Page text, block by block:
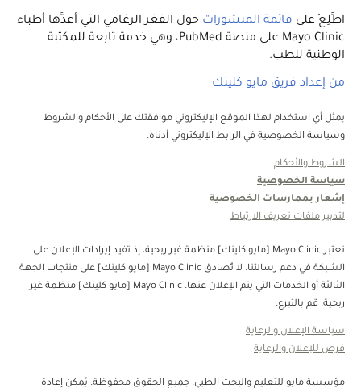
اطَّلِعْ على قائمة المنشورات حول الفغر الرغامي التي أعدَّها أطباء
Mayo Clinic على منصة PubMed، وهي خدمة تابعة للمكتبة
الوطنية للطب.
من إعداد فريق مايو كلينك
يمثل أي استخدام لهذا الموقع الإليكتروني موافقتك على الأحكام والشروط
وسياسة الخصوصية في الرابط الإليكتروني أدناه.
الشروط والأحكام
سياسة الخصوصية
إشعار بممارسات الخصوصية
لتدبير ملفات تعريف الارتباط
تعتبر Mayo Clinic [مايو كلينك] منظمة غبر ربحية، إذ تفيد إيرادات الإعلان على
الشبكة في دعم رسالتنا. لا تُصادق Mayo Clinic [مايو كلينك] على منتجات الجهة
الثالثة أو الخدمات التي يتم الإعلان عنها. Mayo Clinic [مايو كلينك] منظمة غير
ربحية. قم بالتبرع.
سياسة الإعلان والرعاية
فرص للإعلان والرعاية
مؤسسة مايو للتعليم والبحث الطبي. جميع الحقوق محفوظة. يُمكن إعادة